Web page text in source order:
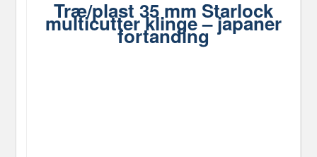
Træ/plast 35 mm Starlock
multicutter klinge – japaner
fortanding